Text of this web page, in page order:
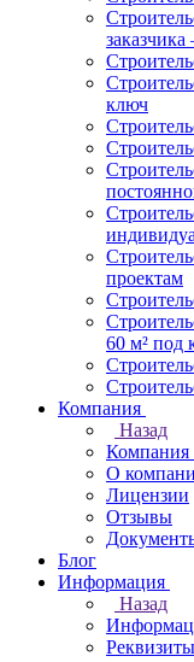
ключ
проектам
60 м² под
Компания
Назад
Компания
О
Лицензии
Отзывы
Блог
Информация
Назад
Реквизиты